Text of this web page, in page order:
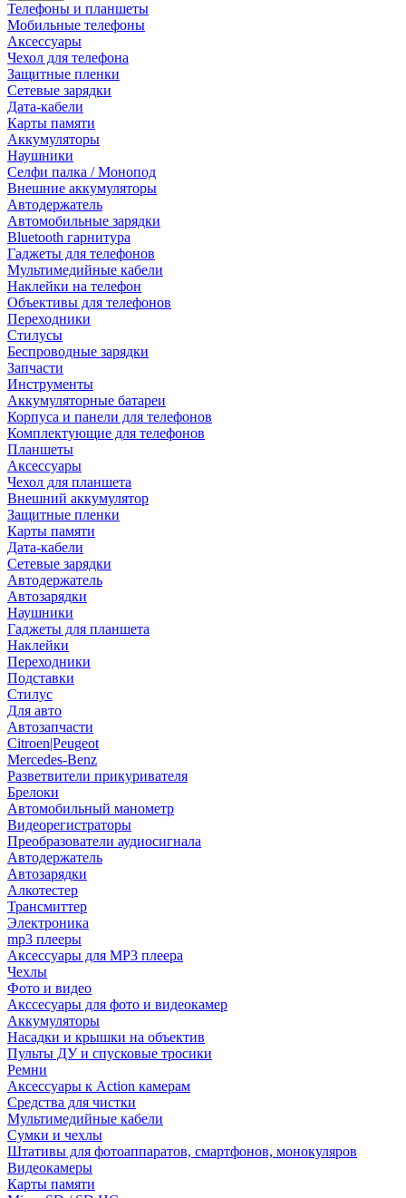
Телефоны и планшеты
Мобильные телефоны
Аксессуары
Чехол для телефона
Защитные пленки
Сетевые зарядки
Дата-кабели
Карты памяти
Аккумуляторы
Наушники
Селфи палка / Монопод
Внешние аккумуляторы
Автодержатель
Автомобильные зарядки
Bluetooth гарнитура
Гаджеты для телефонов
Мультимедийные кабели
Наклейки на телефон
Объективы для телефонов
Переходники
Стилусы
Беспроводные зарядки
Запчасти
Инструменты
Аккумуляторные батареи
Корпуса и панели для телефонов
Комплектующие для телефонов
Планшеты
Аксессуары
Чехол для планшета
Внешний аккумулятор
Защитные пленки
Карты памяти
Дата-кабели
Сетевые зарядки
Автодержатель
Автозарядки
Наушники
Гаджеты для планшета
Наклейки
Переходники
Подставки
Стилус
Для авто
Автозапчасти
Citroen|Peugeot
Mercedes-Benz
Разветвители прикуривателя
Брелоки
Автомобильный манометр
Видеорегистраторы
Преобразователи аудиосигнала
Автодержатель
Автозарядки
Алкотестер
Трансмиттер
Электроника
mp3 плееры
Аксессуары для MP3 плеера
Чехлы
Фото и видео
Акссесуары для фото и видеокамер
Аккумуляторы
Насадки и крышки на объектив
Пульты ДУ и спусковые тросики
Ремни
Аксессуары к Action камерам
Средства для чистки
Мультимедийные кабели
Сумки и чехлы
Штативы для фотоаппаратов, смартфонов, монокуляров
Видеокамеры
Карты памяти